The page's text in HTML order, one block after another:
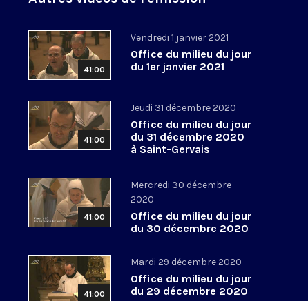
41:00
Vendredi 1 janvier 2021
Office du milieu du jour
du 1er janvier 2021
41:00
Jeudi 31 décembre 2020
Office du milieu du jour
du 31 décembre 2020
à Saint-Gervais
41:00
Mercredi 30 décembre
2020
Office du milieu du jour
du 30 décembre 2020
41:00
Mardi 29 décembre 2020
Office du milieu du jour
du 29 décembre 2020